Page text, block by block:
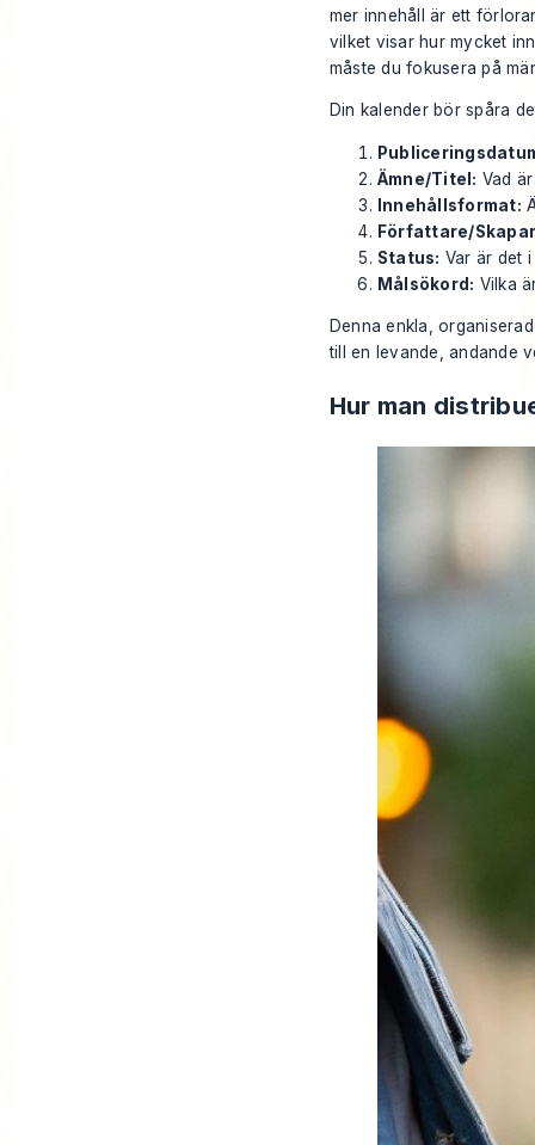
mer innehåll är ett
vilket visar hur mycket
måste du fokusera på
Din kalender bör spåra
Ämne/Titel: Vad
Innehållsformat:
Författare/
Status: Var är det
Målsökord: Vilka
Denna enkla,
till en levande, andande
Hur man